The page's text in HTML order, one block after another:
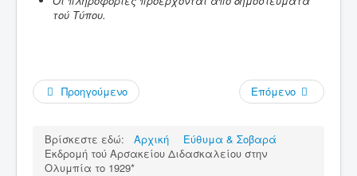
τού Τύπου.
Προηγούμενο Επόμενο
Βρίσκεστε εδώ: Αρχική
Εύθυμα & Σοβαρά
Εκδρομή τού Αρσακείου Διδασκαλείου στην
Ολυμπία το 1929*